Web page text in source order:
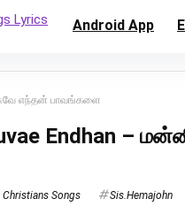
Android App
எந்தன் பாவங்களை
Endhan –
Christians Songs Sis.Hemajohn